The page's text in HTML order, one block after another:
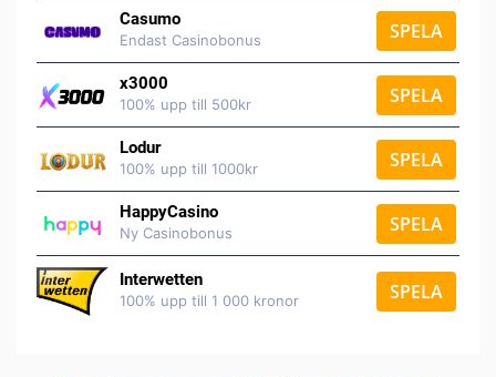
Casumo
Endast Casinobonus SPELA
x3000
100% upp till 500kr SPELA
Lodur
100% upp till 1000kr SPELA
HappyCasino
Ny Casinobonus SPELA
Interwetten
100% upp till 1 000 kronor SPELA